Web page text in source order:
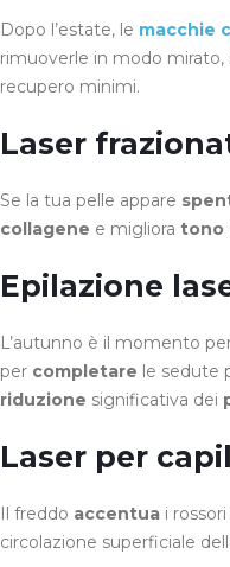
Dopo l’estate, le macchie
rimuoverle in modo mirato,
recupero minimi.
Laser
Se la tua pelle appare
collagene e migliora tono
Epilazione
L’autunno è il momento
per completare le sedute
riduzione significativa dei
Laser per
Il freddo accentua i
circolazione superficiale